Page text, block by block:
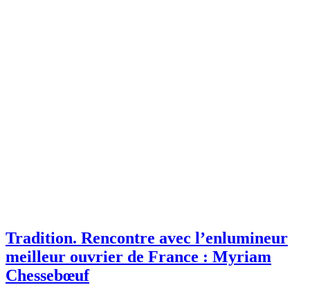
Tradition. Rencontre avec l’enlumineur
meilleur ouvrier de France : Myriam
Chessebœuf